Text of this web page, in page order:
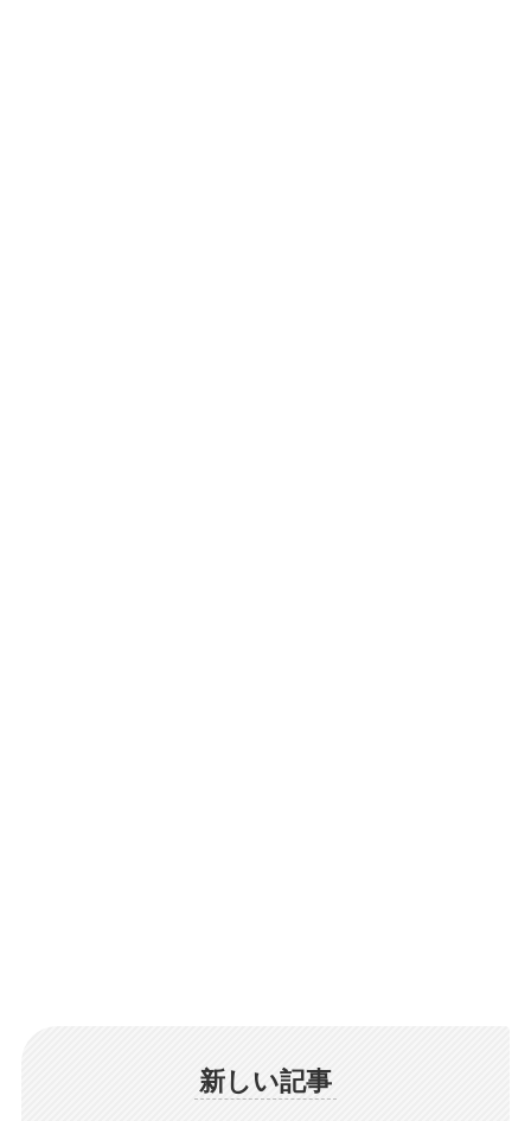
新しい記事